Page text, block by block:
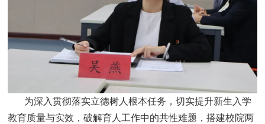
为深入贯彻落实立德树人根本任务，切实提升新生入学
教育质量与实效，破解育人工作中的共性难题，搭建校院两